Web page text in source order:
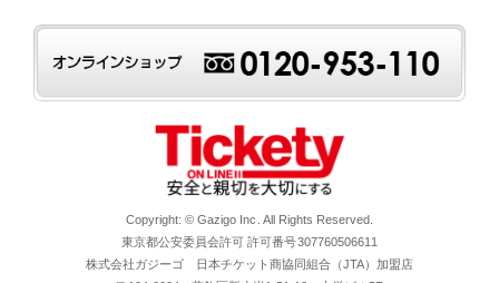
Copyright: © Gazigo Inc. All Rights Reserved.
東京都公安委員会許可 許可番号307760506611
株式会社ガジーゴ 日本チケット商協同組合（JTA）加盟店